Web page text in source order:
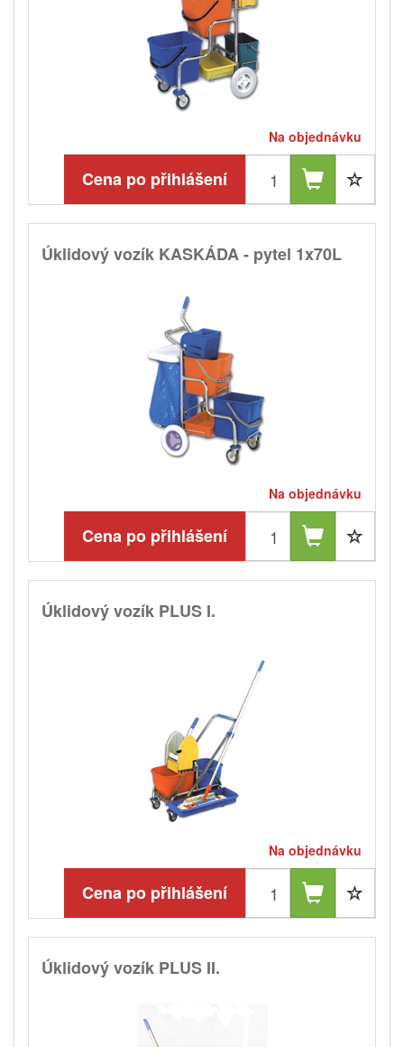
Na objednávku
Cena po přihlášení
Úklidový vozík KASKÁDA - pytel 1x70L
Na objednávku
Cena po přihlášení
Úklidový vozík PLUS I.
Na objednávku
Cena po přihlášení
Úklidový vozík PLUS II.